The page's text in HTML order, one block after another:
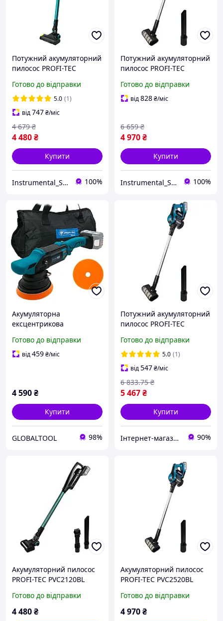
Потужний акумуляторний
пилосос PROFI-TEC
без АКБ, бак 500 мл
Готово до відправки
5.0 (1)
від747₴/міс
4 480₴
4 679 ₴
Купити
Instrumental_Store 100%
Потужний акумуляторний
пилосос PROFI-TEC
без АКБ, бак 1000 мл
Готово до відправки
від828₴/міс
4 970₴
6 659 ₴
Купити
Instrumental_Store 100%
Акумуляторна
ексцентрикова
PROFI-TEC PPM-1520CDA
POWERLine (без
Готово до відправки
від459₴/міс
4 590₴
Купити
GLOBALTOOL 98%
Потужний акумуляторний
пилосос PROFI-TEC
без АКБ, бак 1000 мл
Готово до відправки
5.0 (1)
від547₴/міс
5 467₴
6 833.75 ₴
Купити
Інтернет-магазин Clothes-Mall 90%
Акумуляторний пилосос
PROFI-TEC PVC2120BL
акумулятора та зарядного
пристрою)
Готово до відправки
4 480₴
Акумуляторний пилосос
PROFI-TEC PVC2520BL
акумулятора та зарядного
пристрою)
Готово до відправки
4 970₴